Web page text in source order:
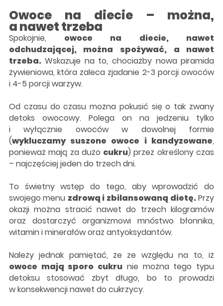
Owoce na diecie – można,
a nawet trzeba
Spokojnie, owoce na diecie, nawet
odchudzającej, można spożywać, a nawet
trzeba.Wskazuje na to, chociażby nowa piramida
żywieniowa, która zaleca zjadanie 2-3 porcji owoców
i 4-5 porcji warzyw.
Od czasu do czasu można pokusić się o tak zwany
detoks owocowy. Polega on na jedzeniu tylko
i wyłącznie owoców w dowolnej formie
(wykluczamy suszone owoce i kandyzowane,
ponieważ mają za dużo cukru) przez określony czas
– najczęściej jeden do trzech dni.
To świetny wstęp do tego, aby wprowadzić do
swojego menu zdrową i zbilansowaną dietę.Przy
okazji można stracić nawet do trzech kilogramów
oraz dostarczyć organizmowi mnóstwo błonnika,
witamin i minerałów oraz antyoksydantów.
Należy jednak pamiętać, że ze względu na to, iż
owoce mają sporo cukru nie można tego typu
detoksu stosować zbyt długo, bo to prowadzi
w konsekwencji nawet do cukrzycy.